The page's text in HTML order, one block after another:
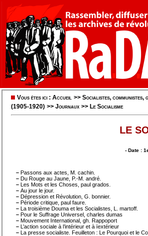
Vous êtes ici : Accueil >> Socialistes, communistes,
(1905-1920) >> Journaux >> Le Socialisme
LE
- Date :
– Passons aux actes, M. cachin.
– Du Rouge au Jaune, P.-M. andré.
– Les Mots et les Choses, paul grados.
– Au jour le jour.
– Dépression et Révolution, G. bonnier.
– Période critique, paul faure.
– La troisième Douma et les Socialistes, L. martoff.
– Pour le Suffrage Universel, charles dumas
– Mouvement International, gh. Rappoport
– L’action sociale à l’intérieur et à ïextérieur
– La presse socialiste. Feuilleton : Le Pourquoi et le